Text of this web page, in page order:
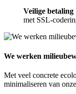
Veilige betaling
met SSL-
We werken
Met veel concrete
minimaliseren van